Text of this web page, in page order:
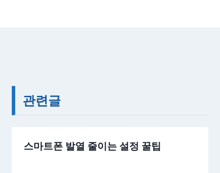
관련글
스마트폰 발열 줄이는 설정 꿀팁